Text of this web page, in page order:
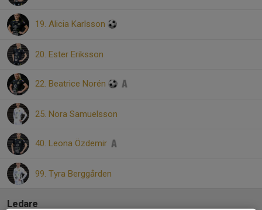
19. Alicia Karlsson
20. Ester Eriksson
22. Beatrice Norén
25. Nora Samuelsson
40. Leona Özdemir
99. Tyra Berggården
Ledare